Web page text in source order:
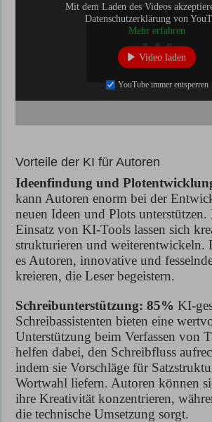
Mit dem Laden des Videos
Datenschutzerklärung von
Mehr erfahren
Video laden
YouTube immer entsperren
Vorteile der KI für Autoren
Ideenfindung und
kann Autoren enorm bei der
neuen Ideen und Plots unterstützen.
Einsatz von KI-Tools lassen sich
strukturieren und weiterentwickeln.
es Autoren, innovative und
kreieren, die Leser begeistern.
Schreibunterstützung: 85% KI-
Schreibassistenten bieten eine
Unterstützung beim Verfassen von
helfen dabei, den Schreibfluss
indem sie Vorschläge für
Wortwahl liefern. Autoren können
ihre Kreativität konzentrieren,
die technische Umsetzung sorgt.